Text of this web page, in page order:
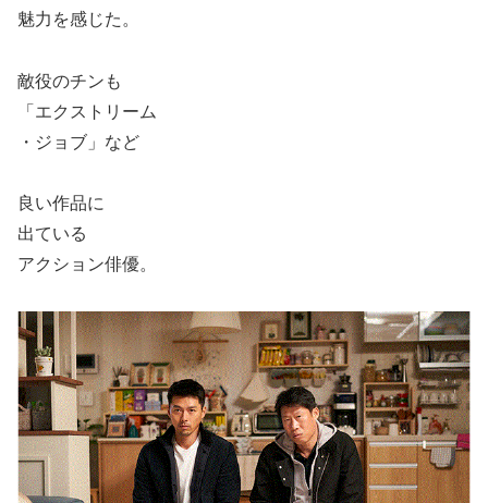
魅力を感じた。
敵役のチンも
「エクストリーム
・ジョブ」など
良い作品に
出ている
アクション俳優。